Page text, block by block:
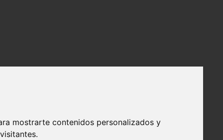
mostrarte contenidos personalizados y